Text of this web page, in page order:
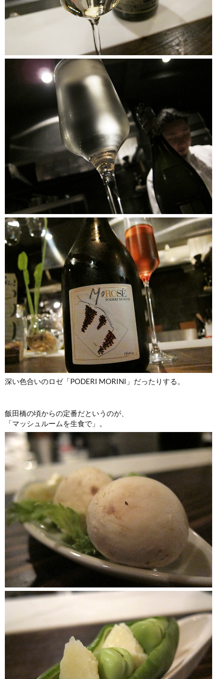
深い色合いのロゼ「PODERI MORINI」だったりする。
飯田橋の頃からの定番だというのが、
「マッシュルームを生食で」。